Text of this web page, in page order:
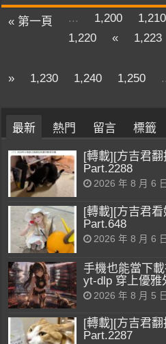
« 第一頁 ... 1,200
1,210
1,220
« 1,223
»
1,230 1,240 1,250
最新 熱門 留言 標籤
[轉載][方吉君
Part.2288
2026 年 8 月 6 日
[轉載][方吉君
Part.648
2026 年 8 月 6 日
手機也能當下
yt-dlp 穿上優雅
2026 年 8 月 5 日
[轉載][方吉君
Part.2287